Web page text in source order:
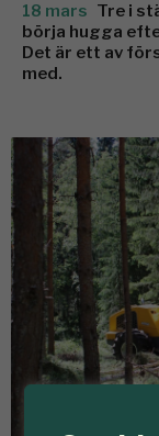
18 mars Tre i
börja hugga
Det är ett av
med.